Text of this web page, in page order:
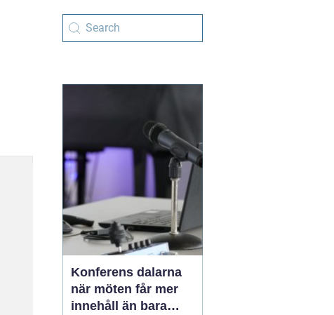
Konferens dalarna
när möten får mer
innehåll än bara